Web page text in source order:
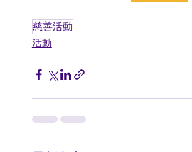
慈善活動
活動